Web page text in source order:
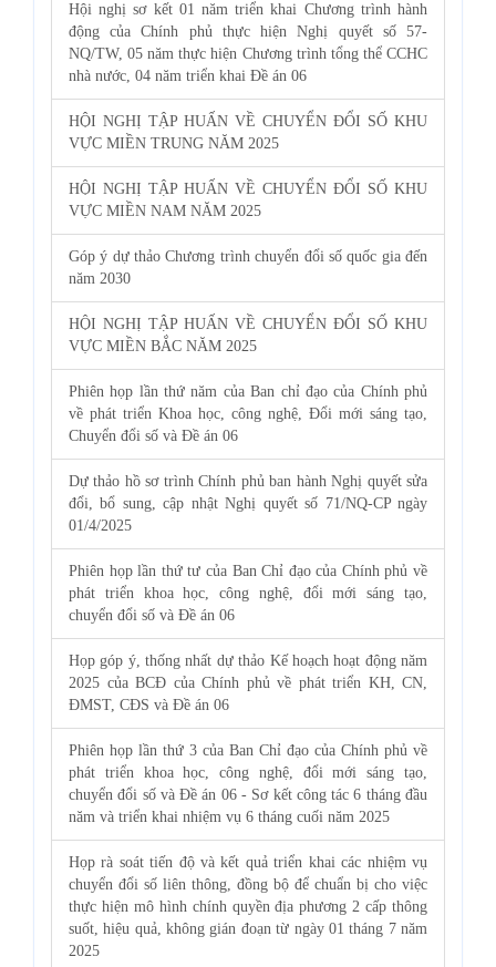
Hội nghị sơ kết 01 năm triển khai Chương trình hành
động của Chính phủ thực hiện Nghị quyết số 57-
NQ/TW, 05 năm thực hiện Chương trình tổng thể CCHC
nhà nước, 04 năm triển khai Đề án 06
HỘI NGHỊ TẬP HUẤN VỀ CHUYỂN ĐỔI SỐ KHU
VỰC MIỀN TRUNG NĂM 2025
HỘI NGHỊ TẬP HUẤN VỀ CHUYỂN ĐỔI SỐ KHU
VỰC MIỀN NAM NĂM 2025
Góp ý dự thảo Chương trình chuyển đổi số quốc gia đến
năm 2030
HỘI NGHỊ TẬP HUẤN VỀ CHUYỂN ĐỔI SỐ KHU
VỰC MIỀN BẮC NĂM 2025
Phiên họp lần thứ năm của Ban chỉ đạo của Chính phủ
về phát triển Khoa học, công nghệ, Đổi mới sáng tạo,
Chuyển đổi số và Đề án 06
Dự thảo hồ sơ trình Chính phủ ban hành Nghị quyết sửa
đổi, bổ sung, cập nhật Nghị quyết số 71/NQ-CP ngày
01/4/2025
Phiên họp lần thứ tư của Ban Chỉ đạo của Chính phủ về
phát triển khoa học, công nghệ, đổi mới sáng tạo,
chuyển đổi số và Đề án 06
Họp góp ý, thống nhất dự thảo Kế hoạch hoạt động năm
2025 của BCĐ của Chính phủ về phát triển KH, CN,
ĐMST, CĐS và Đề án 06
Phiên họp lần thứ 3 của Ban Chỉ đạo của Chính phủ về
phát triển khoa học, công nghệ, đổi mới sáng tạo,
chuyển đổi số và Đề án 06 - Sơ kết công tác 6 tháng đầu
năm và triển khai nhiệm vụ 6 tháng cuối năm 2025
Họp rà soát tiến độ và kết quả triển khai các nhiệm vụ
chuyển đổi số liên thông, đồng bộ để chuẩn bị cho việc
thực hiện mô hình chính quyền địa phương 2 cấp thông
suốt, hiệu quả, không gián đoạn từ ngày 01 tháng 7 năm
2025